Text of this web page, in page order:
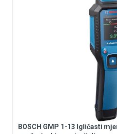
BOSCH GMP 1-13 Igličasti